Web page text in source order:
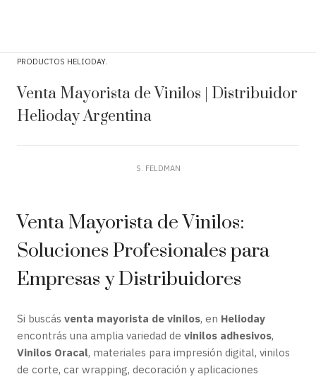
PRODUCTOS HELIODAY
Venta Mayorista de Vinilos | Distribuidor
Helioday Argentina
S. FELDMAN
Venta Mayorista de Vinilos:
Soluciones Profesionales para
Empresas y Distribuidores
Si buscás venta mayorista de vinilos, en Helioday
encontrás una amplia variedad de vinilos adhesivos,
Vinilos Oracal, materiales para impresión digital, vinilos
de corte, car wrapping, decoración y aplicaciones